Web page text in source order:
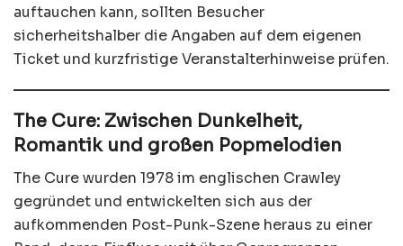
auftauchen kann, sollten Besucher
sicherheitshalber die Angaben auf dem eigenen
Ticket und kurzfristige Veranstalterhinweise prüfen.
The Cure: Zwischen Dunkelheit,
Romantik und großen Popmelodien
The Cure wurden 1978 im englischen Crawley
gegründet und entwickelten sich aus der
aufkommenden Post-Punk-Szene heraus zu einer